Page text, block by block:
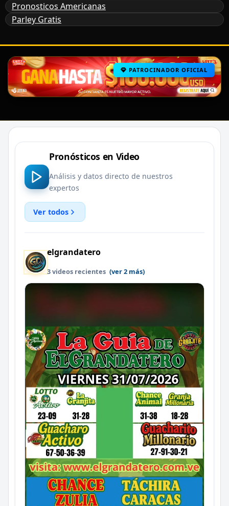
Pronosticos Americanas
Parley Gratis
PATROCINADOR OFICIAL
Pronósticos en Video
Análisis y datos directo de nuestros
expertos
Ver todos
elgrandatero
3 videos recientes (ver 2 más)